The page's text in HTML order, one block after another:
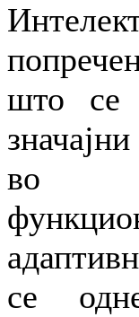
што се
во
се